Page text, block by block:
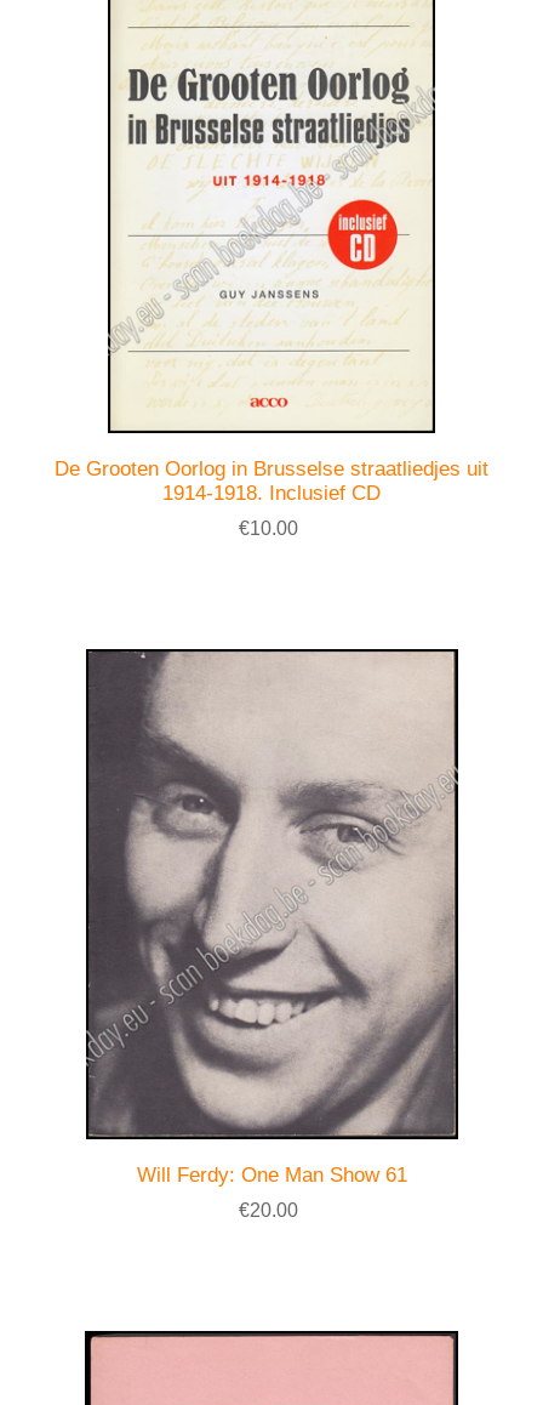
De Grooten Oorlog in Brusselse straatliedjes uit
1914-1918. Inclusief CD
€10.00
Will Ferdy: One Man Show 61
€20.00